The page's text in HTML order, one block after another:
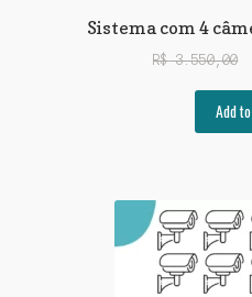
Sistema com 4
R$3.550,00
Add